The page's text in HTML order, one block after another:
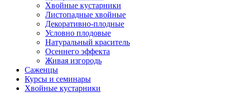
Хвойные кустарники
Листопадные хвойные
Декоративно-плодные
Условно плодовые
Натуральный краситель
Осеннего эффекта
Живая изгородь
Саженцы
Курсы и семинары
Хвойные кустарники